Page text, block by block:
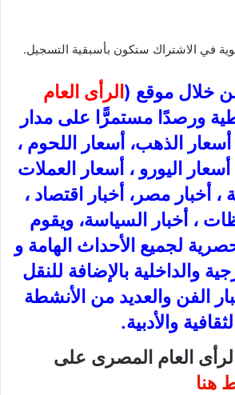
في الاشتراك ستكون بأسبقية التسجيل.
خلال موقع ( الرأى العام
ورصدًا مستمرًّا على مدار
لـ أسعار الذهب، أسعار اللحوم ،
أسعار اليورو ، أسعار العملات
، أخبار مصر، أخبار اقتصاد ،
، أخبار السياسة، ويقوم
لجميع الأحداث الهامة و
والداخلية بالإضافة للنقل
الفن والعديد من الأنشطة
الثقافية والأدبية.
العام المصرى على
هنا